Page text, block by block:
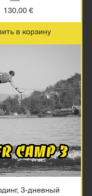
130,00 €
в корзину
3-дневный